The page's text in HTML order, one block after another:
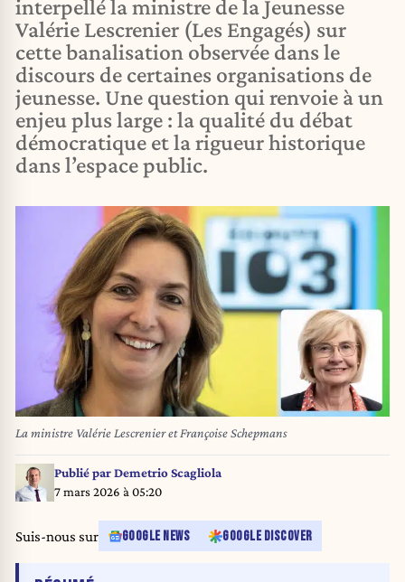
interpellé la ministre de la Jeunesse
Valérie Lescrenier (Les Engagés) sur
cette banalisation observée dans le
discours de certaines organisations de
jeunesse. Une question qui renvoie à un
enjeu plus large : la qualité du débat
démocratique et la rigueur historique
dans l’espace public.
La ministre Valérie Lescrenier et Françoise Schepmans
Publié parDemetrio Scagliola
7 mars 2026 à 05:20
Suis-nous sur GOOGLE NEWS GOOGLE DISCOVER